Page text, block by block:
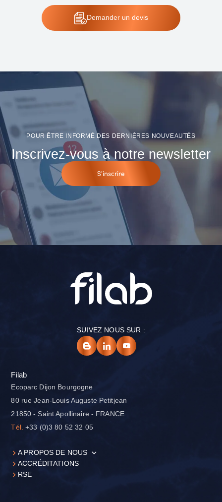
Demander un devis
POUR ÊTRE INFORMÉ DES DERNIÈRES NOUVEAUTÉS
Inscrivez-vous à notre newsletter
S'inscrire
SUIVEZ NOUS SUR :
Filab
Ecoparc Dijon Bourgogne
80 rue Jean-Louis Auguste Petitjean
21850 - Saint Apollinaire - FRANCE
Tél. +33 (0)3 80 52 32 05
A PROPOS DE NOUS
ACCRÉDITATIONS
RSE